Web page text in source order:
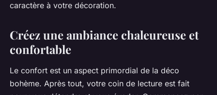
caractère à votre décoration.
Créez une ambiance chaleureuse et
confortable
Le confort est un aspect primordial de la déco
bohème. Après tout, votre coin de lecture est fait